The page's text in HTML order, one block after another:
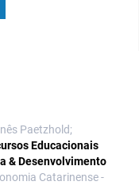
Paetzhold;
Educacionais
& Desenvolvimento
Catarinense -